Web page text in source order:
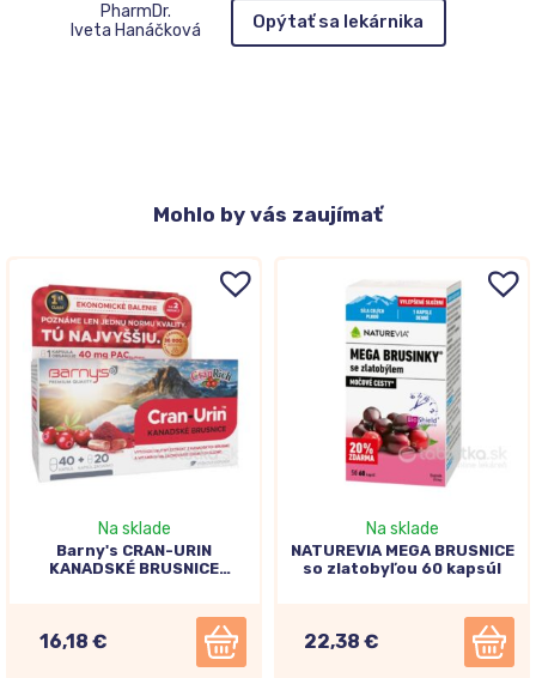
PharmDr.
Iveta Hanáčková
Opýtať sa lekárnika
Mohlo by vás zaujímať
Na sklade
Barny's CRAN-URIN
KANADSKÉ BRUSNICE
16,18 €
Na sklade
NATUREVIA MEGA BRUSNICE
so zlatobyľou 60 kapsúl
22,38 €